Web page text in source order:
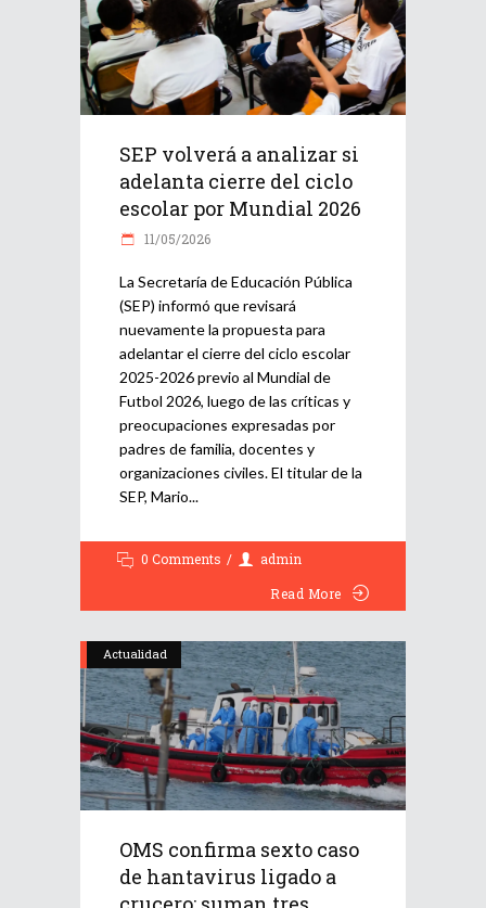
SEP volverá a analizar si
adelanta cierre del ciclo
escolar por Mundial 2026
11/05/2026
La Secretaría de Educación Pública
(SEP) informó que revisará
nuevamente la propuesta para
adelantar el cierre del ciclo escolar
2025-2026 previo al Mundial de
Futbol 2026, luego de las críticas y
preocupaciones expresadas por
padres de familia, docentes y
organizaciones civiles. El titular de la
SEP, Mario
0 Comments
admin
Read More
Actualidad
OMS confirma sexto caso
de hantavirus ligado a